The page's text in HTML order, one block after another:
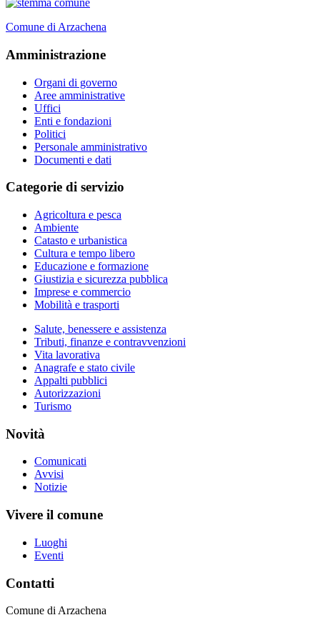
Comune di Arzachena
Amministrazione
Organi di governo
Aree amministrative
Uffici
Enti e fondazioni
Politici
Personale amministrativo
Documenti e dati
Categorie di servizio
Agricoltura e pesca
Ambiente
Catasto e urbanistica
Cultura e tempo libero
Educazione e formazione
Giustizia e sicurezza pubblica
Imprese e commercio
Mobilità e trasporti
Salute, benessere e assistenza
Tributi, finanze e contravvenzioni
Vita lavorativa
Anagrafe e stato civile
Appalti pubblici
Autorizzazioni
Turismo
Novità
Comunicati
Avvisi
Notizie
Vivere il comune
Luoghi
Eventi
Contatti
Comune di Arzachena